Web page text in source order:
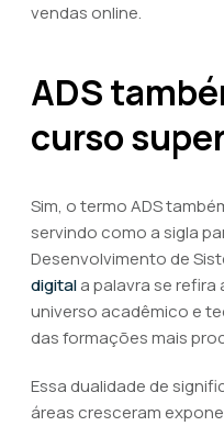
vendas online.
ADS
curso
Sim, o termo ADS
servindo como a sigla
Desenvolvimento de
digitala palavra se
universo acadêmico e
das formações mais
Essa dualidade de
áreas cresceram